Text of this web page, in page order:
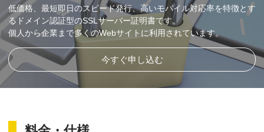
SSLコラム
よくある質問
ご利用の流れ
ご利用の流れ
トップページ
低価格、最短即日のスピード発行、高いモバイル対応率を特徴とす
るドメイン認証型のSSLサーバー証明書です。
個人から企業まで多くのWebサイトに利用されています。
今すぐ申し込む